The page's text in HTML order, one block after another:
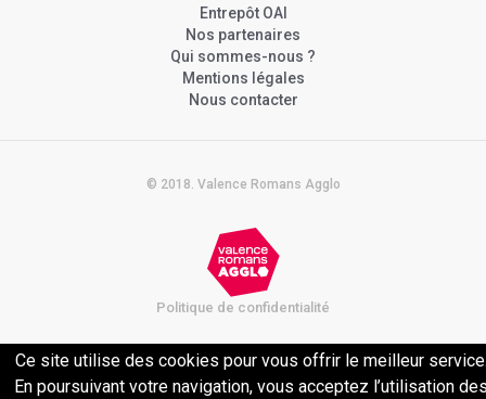
Entrepôt OAI
Nos partenaires
Qui sommes-nous ?
Mentions légales
Nous contacter
© 2018. Valence Romans Agglo
Politique de confidentialité
Ce site utilise des cookies pour vous offrir le meilleur
En poursuivant votre navigation, vous acceptez l’utilisation